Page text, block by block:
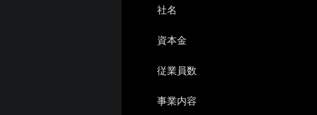
社名
資本金
従業員数
事業内容